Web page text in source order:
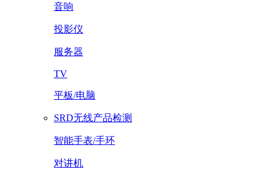
音响
投影仪
服务器
TV
平板/电脑
SRD无线产品检测
智能手表/手环
对讲机